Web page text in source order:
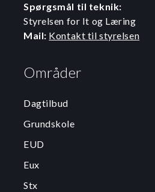
Spørgsmål til teknik:
Styrelsen for It og Læring
Mail: Kontakt til styrelsen
Områder
Dagtilbud
Grundskole
EUD
Eux
Stx